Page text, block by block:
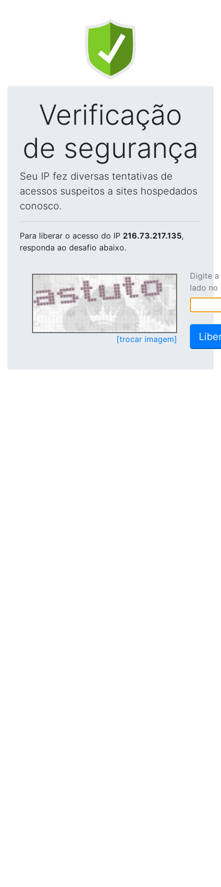
Verificação
de segurança
Seu IP fez diversas tentativas de
acessos suspeitos a sites hospedados
conosco.
Para liberar o acesso do IP 216.73.217.135,
responda ao desafio abaixo.
[trocar imagem]
Digite
lado no